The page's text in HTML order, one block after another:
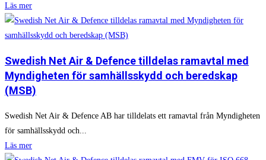
Läs mer
Swedish Net Air & Defence tilldelas ramavtal med
Myndigheten för samhällsskydd och beredskap
(MSB)
Swedish Net Air & Defence AB har tilldelats ett ramavtal från Myndigheten
för samhällsskydd och...
Läs mer